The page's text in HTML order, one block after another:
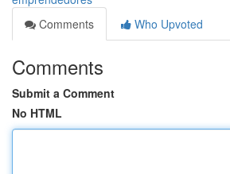
Comments
Who Upvoted
Comments
Submit a Comment
No HTML